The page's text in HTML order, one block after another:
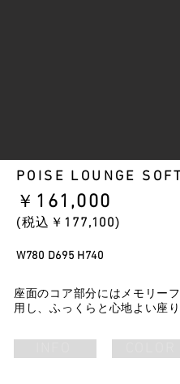
​￥ 161 ,000
​(税込￥ 177,100)
W780 D695 H740
POISE LOUNGE SOFT
座面のコア部分にはメモリー
用し、ふっくらと心地よい座